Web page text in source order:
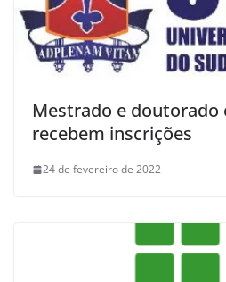
Mestrado e doutorado
recebem inscrições
24 de fevereiro de 2022